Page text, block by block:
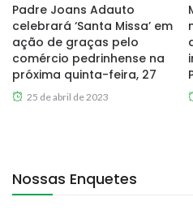
Padre Joans Adauto
celebrará ‘Santa Missa’ em
ação de graças pelo
comércio pedrinhense na
próxima quinta-feira, 27
25 de abril de 2023
Nossas Enquetes